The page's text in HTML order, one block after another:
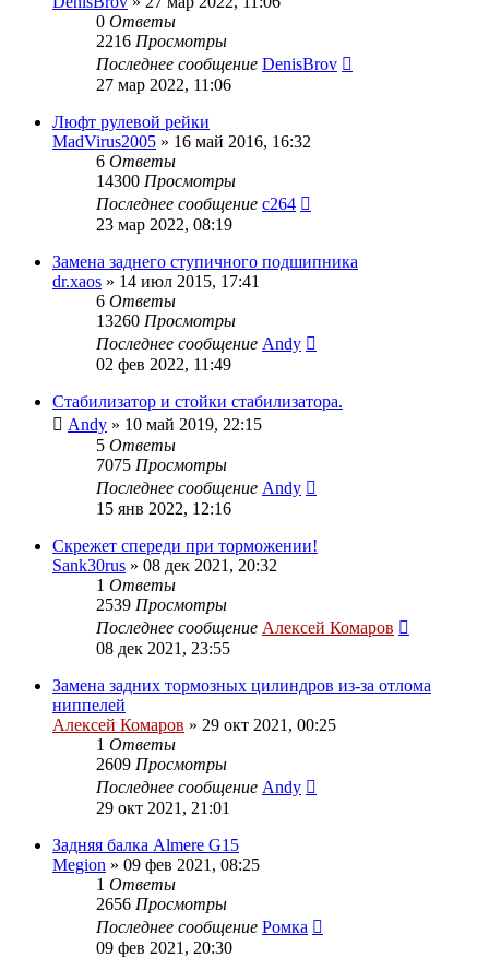
0 Ответы
2216 Просмотры
Последнее сообщение DenisBrov
27 мар 2022, 11:06
Люфт рулевой рейки
MadVirus2005 » 16 май 2016, 16:32
6 Ответы
14300 Просмотры
Последнее сообщение c264
23 мар 2022, 08:19
Замена заднего ступичного подшипника
dr.xaos » 14 июл 2015, 17:41
6 Ответы
13260 Просмотры
Последнее сообщение Andy
02 фев 2022, 11:49
Стабилизатор и стойки стабилизатора.
Andy » 10 май 2019, 22:15
5 Ответы
7075 Просмотры
Последнее сообщение Andy
15 янв 2022, 12:16
Скрежет спереди при торможении!
Sank30rus » 08 дек 2021, 20:32
1 Ответы
2539 Просмотры
Последнее сообщение Алексей Комаров
08 дек 2021, 23:55
Замена задних тормозных цилиндров из-за отлома
ниппелей
Алексей Комаров » 29 окт 2021, 00:25
1 Ответы
2609 Просмотры
Последнее сообщение Andy
29 окт 2021, 21:01
Задняя балка Almere G15
Megion » 09 фев 2021, 08:25
1 Ответы
2656 Просмотры
Последнее сообщение Ромка
09 фев 2021, 20:30